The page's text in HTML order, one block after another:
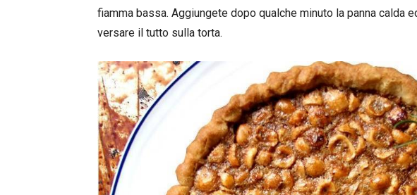
fiamma bassa. Aggiungete dopo qualche minuto la panna calda
versare il tutto sulla torta.